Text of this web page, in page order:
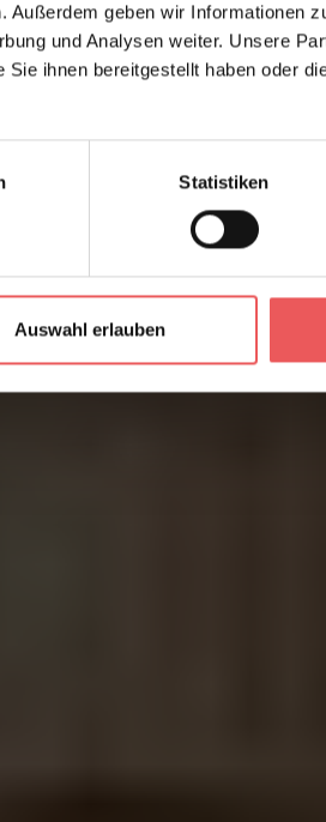
geben wir Informationen
und Analysen weiter. Unsere
ihnen bereitgestellt haben oder
Statistiken
Auswahl erlauben